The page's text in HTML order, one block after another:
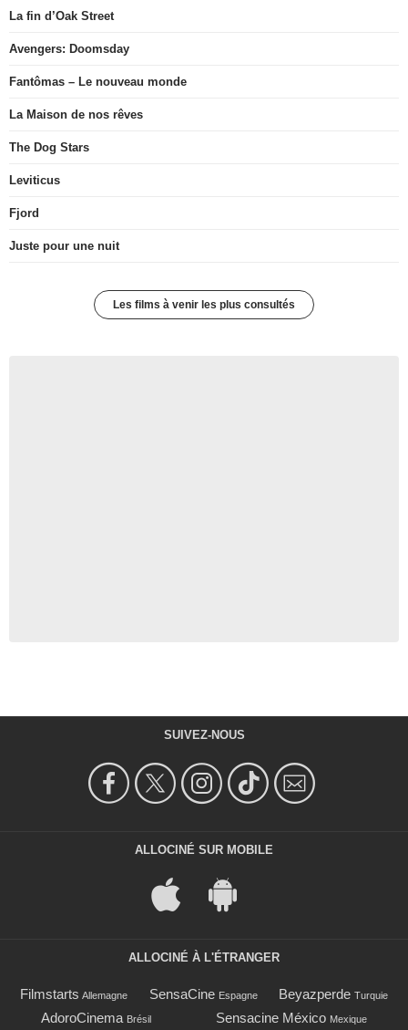
La fin d’Oak Street
Avengers: Doomsday
Fantômas – Le nouveau monde
La Maison de nos rêves
The Dog Stars
Leviticus
Fjord
Juste pour une nuit
Les films à venir les plus consultés
SUIVEZ-NOUS
ALLOCINÉ SUR MOBILE
ALLOCINÉ À L'ÉTRANGER
Filmstarts Allemagne SensaCine Espagne Beyazperde Turquie
AdoroCinema Brésil Sensacine México Mexique